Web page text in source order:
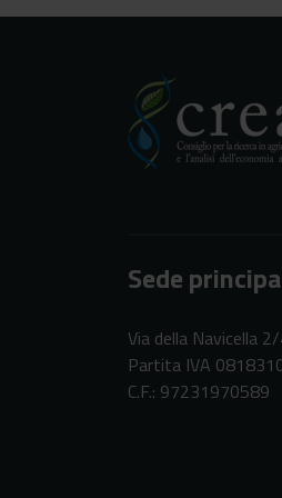
Sede
Via della Navicella
Partita IVA
C.F.: 97231970589